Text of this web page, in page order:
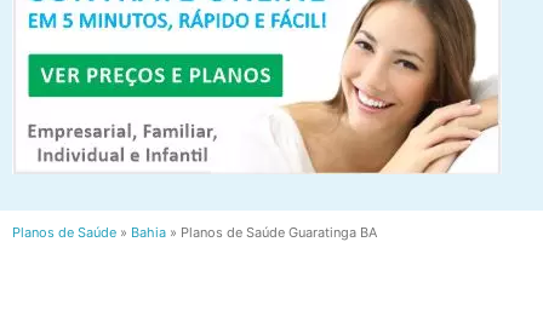
Planos de Saúde » Bahia » Planos de Saúde Guaratinga BA